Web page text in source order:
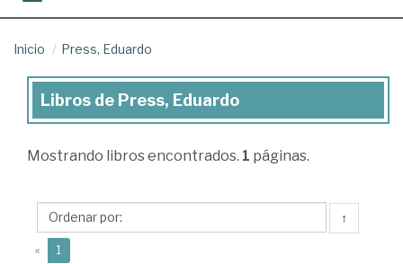
Inicio Press, Eduardo
Libros
Press,
Libros de Press, Eduardo
Mostrando libros encontrados. 1 páginas.
↑
« 1